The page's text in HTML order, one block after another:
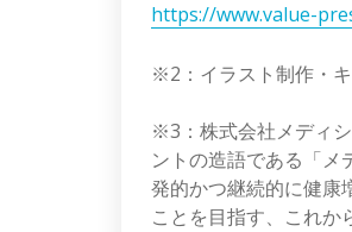
https://www.value-
※2：イラスト制作・
※3：株式会社メディ
ントの造語である「
発的かつ継続的に健康
ことを目指す、これか